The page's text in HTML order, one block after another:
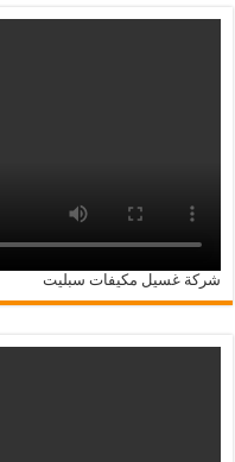
شركة غسيل مكيفات سبليت